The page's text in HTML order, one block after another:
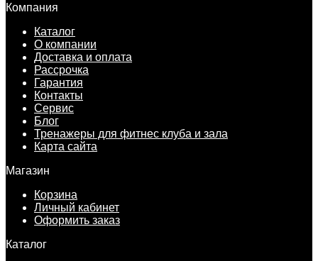
Компания
Каталог
О компании
Доставка и оплата
Рассрочка
Гарантия
Контакты
Сервис
Блог
Тренажеры для фитнес клуба и зала
Карта сайта
Магазин
Корзина
Личный кабинет
Оформить заказ
Каталог